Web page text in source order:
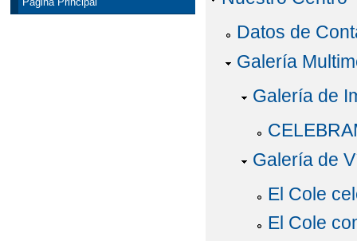
Datos de
Galería
Galería de
Galería de
El Cole
El Cole